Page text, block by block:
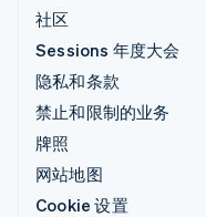
社区
Sessions 年度大会
隐私和条款
禁止和限制的业务
牌照
网站地图
Cookie 设置